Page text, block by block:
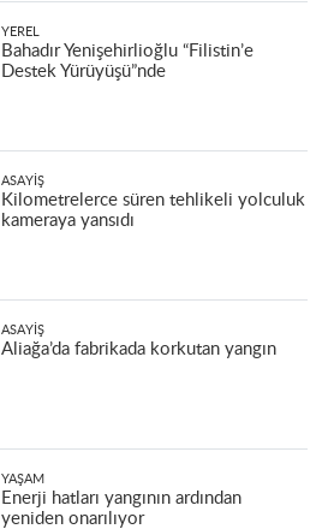
YEREL
Bahadır Yenişehirlioğlu “Filistin’e
Destek Yürüyüşü”nde
ASAYIŞ
Kilometrelerce süren tehlikeli yolculuk
kameraya yansıdı
ASAYIŞ
Aliağa’da fabrikada korkutan yangın
YAŞAM
Enerji hatları yangının ardından
yeniden onarılıyor